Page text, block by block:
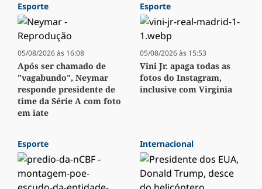
Esporte
05/08/2026 às 16:08
Após ser chamado de
"vagabundo", Neymar
responde presidente de
time da Série A com foto
em iate
Esporte
05/08/2026 às 15:53
Vini Jr. apaga todas as
fotos do Instagram,
inclusive com Virginia
Esporte Internacional